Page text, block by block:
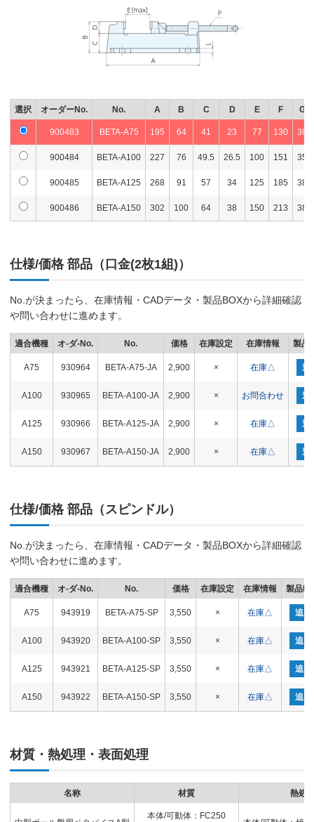
選択 オーダーNo. No. A B C D E F G
900483 BETA-A75 195 64 41 23 77 130 30
900484 BETA-A100 227 76 49.5 26.5 100 151 35
900485 BETA-A125 268 91 57 34 125 185 38
900486 BETA-A150 302 100 64 38 150 213 38
仕様/価格 部品（口金(2枚1組)）
No.が決まったら、在庫情報・CADデータ・製品BOXから詳細確認
や問い合わせに進めます。
適合機種 オ-ダ-No. No. 価格 在庫設定 在庫情報 製品
A75 930964 BETA-A75-JA 2,900 × 在庫△ 追
A100 930965 BETA-A100-JA 2,900 × お問合わせ 追
A125 930966 BETA-A125-JA 2,900 × 在庫△ 追
A150 930967 BETA-A150-JA 2,900 × 在庫△ 追
仕様/価格 部品（スピンドル）
No.が決まったら、在庫情報・CADデータ・製品BOXから詳細確認
や問い合わせに進めます。
適合機種 オ-ダ-No. No. 価格 在庫設定 在庫情報 製品
A75 943919 BETA-A75-SP 3,550 × 在庫△ 追加
A100 943920 BETA-A100-SP 3,550 × 在庫△ 追加
A125 943921 BETA-A125-SP 3,550 × 在庫△ 追加
A150 943922 BETA-A150-SP 3,550 × 在庫△ 追加
材質・熱処理・表面処理
名称 材質 熱処
本体/可動体：FC250